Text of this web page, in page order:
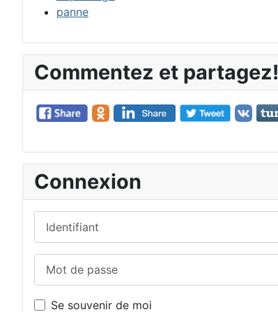
panne
Commentez et partagez!
Connexion
Se souvenir de moi